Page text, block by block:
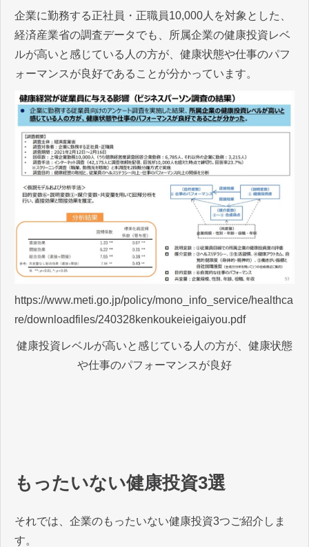
企業に勤務する正社員・正職員10,000人を対象とした、
経済産業省の調査データでも、所属企業の健康投資レベ
ルが高いと感じている人の方が、健康状態や仕事のパフ
ォーマンスが良好であることが分かっています。
https://www.meti.go.jp/policy/mono_info_service/healthca
re/downloadfiles/240328kenkoukeieigaiyou.pdf
健康投資レベルが高いと感じている人の方が、健康状態
や仕事のパフォーマンスが良好
もったいない健康投資3選
それでは、企業のもったいない健康投資3つご紹介しま
す。